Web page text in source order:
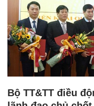
Bộ TT&TT điều